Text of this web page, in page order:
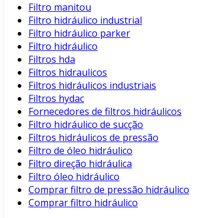
Filtro manitou
Filtro hidráulico industrial
Filtro hidráulico parker
Filtro hidráulico
Filtros hda
Filtros hidraulicos
Filtros hidráulicos industriais
Filtros hydac
Fornecedores de filtros hidráulicos
Filtro hidráulico de sucção
Filtros hidráulicos de pressão
Filtro de óleo hidráulico
Filtro direção hidráulica
Filtro óleo hidráulico
Comprar filtro de pressão hidráulico
Comprar filtro hidráulico